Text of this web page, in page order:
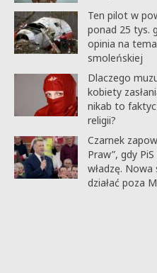
Ten pilot w
ponad 25 tys.
opinia na
smoleńskiej
Dlaczego
kobiety
nikab to
religii?
Czarnek
Praw”, gdy
władzę. Nowa
działać poza